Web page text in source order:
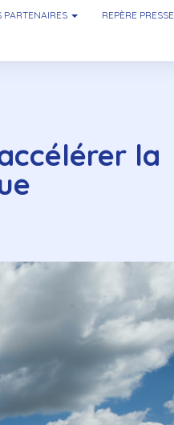
PARTENAIRES REPÈRE PRESSE
la